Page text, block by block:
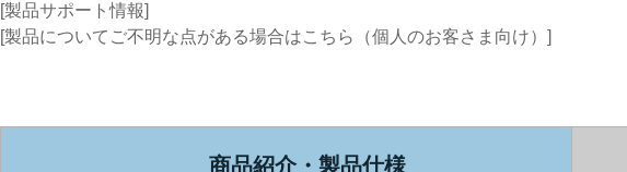
[製品サポート情報]
[製品についてご不明な点がある場合はこちら（個人のお客さま向け）]
商品紹介・製品仕様